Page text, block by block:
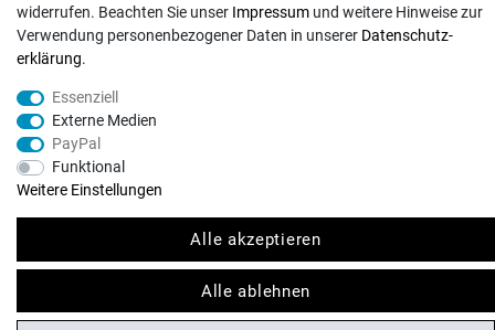
© Copyright 2026 | Alle Rechte vorbehalten. - Exserv | Realisation
widerrufen. Beachten Sie unser Impressum und weitere Hinweise zur
Verwendung personenbezogener Daten in unserer Daten­schutz­
erklärung.
Essenziell
Externe Medien
PayPal
Funktional
Weitere Einstellungen
Alle akzeptieren
Alle ablehnen